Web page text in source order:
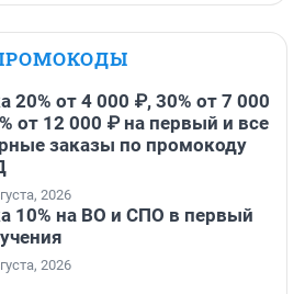
20% от 4 000 ₽, 30% от 7 000
от 12 000 ₽ на первый и все
заказы по промокоду
2026
10% на ВО и СПО в первый
2026